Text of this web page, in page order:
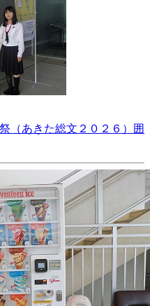
（あきた総文２０２６）囲